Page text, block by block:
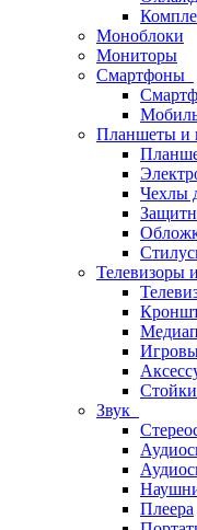
Моноблоки
Мониторы
Смартфоны
Планшеты и
Чехлы
Телевизоры
Стойки
Звук
Плеера